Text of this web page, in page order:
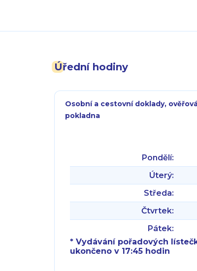
Úřední hodiny
Osobní a cestovní doklady,
pokladna
Pondělí:
Úterý:
Středa:
Čtvrtek:
Pátek:
* Vydávání pořadových
ukončeno v 17:45 hodin